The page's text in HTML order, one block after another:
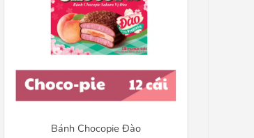
Bánh Chocopie Đào